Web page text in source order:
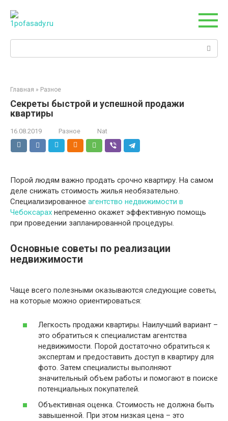
контенту
Главная » Разное
Секреты быстрой и успешной продажи
квартиры
16.08.2019 Разное Nat
Порой людям важно продать срочно квартиру. На самом
деле снижать стоимость жилья необязательно.
Специализированное агентство недвижимости в
Чебоксарах непременно окажет эффективную помощь
при проведении запланированной процедуры.
Основные советы по реализации
недвижимости
Чаще всего полезными оказываются следующие советы,
на которые можно ориентироваться:
Легкость продажи квартиры. Наилучший вариант –
это обратиться к специалистам агентства
недвижимости. Порой достаточно обратиться к
экспертам и предоставить доступ в квартиру для
фото. Затем специалисты выполняют
значительный объем работы и помогают в поиске
потенциальных покупателей.
Объективная оценка. Стоимость не должна быть
завышенной. При этом низкая цена – это